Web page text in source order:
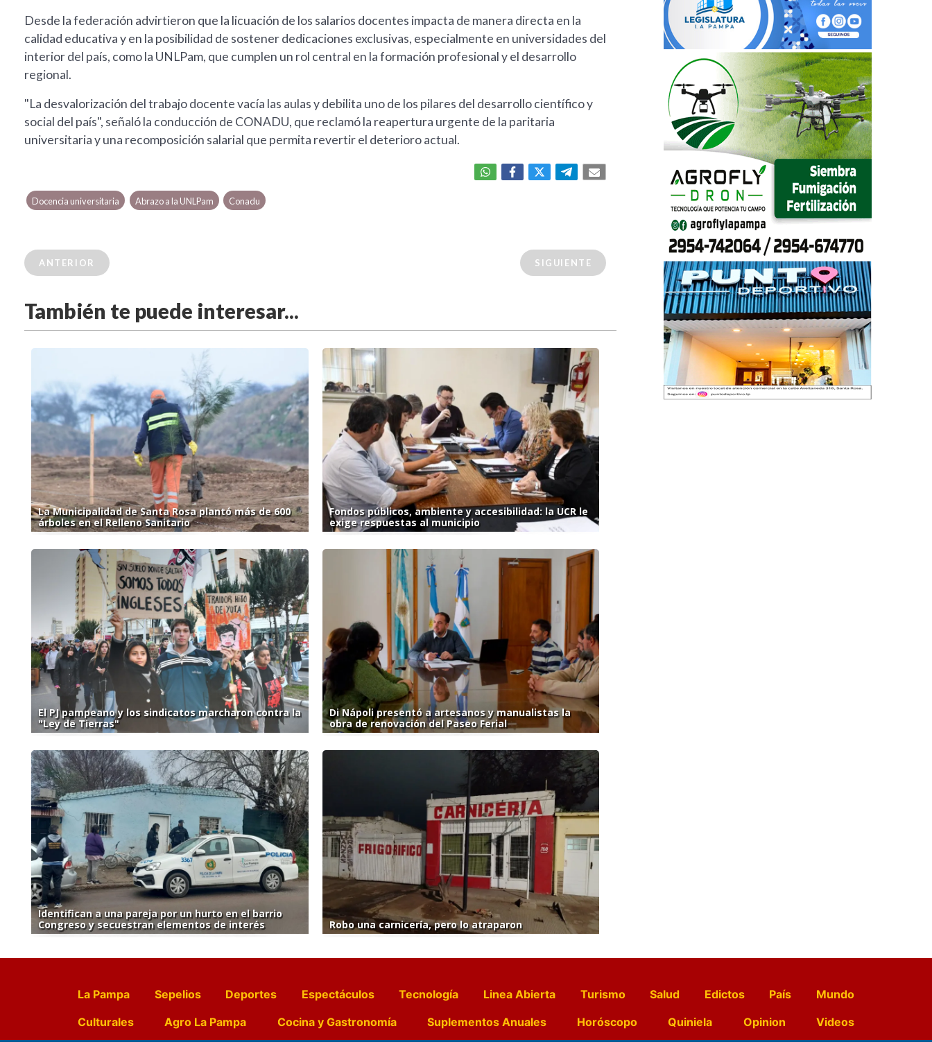
Desde la federación advirtieron que la licuación de los salarios docentes impacta de manera directa en la
calidad educativa y en la posibilidad de sostener dedicaciones exclusivas, especialmente en universidades del
interior del país, como la UNLPam, que cumplen un rol central en la formación profesional y el desarrollo
regional.
"La desvalorización del trabajo docente vacía las aulas y debilita uno de los pilares del desarrollo científico y
social del país", señaló la conducción de CONADU, que reclamó la reapertura urgente de la paritaria
universitaria y una recomposición salarial que permita revertir el deterioro actual.
Docencia universitaria Abrazo a la UNLPam Conadu
ANTERIOR SIGUIENTE
También te puede interesar...
La Municipalidad de Santa Rosa plantó más de 600
árboles en el Relleno Sanitario
Fondos públicos, ambiente y accesibilidad: la UCR le
exige respuestas al municipio
El PJ pampeano y los sindicatos marcharon contra la
"Ley de Tierras"
Di Nápoli presentó a artesanos y manualistas la
obra de renovación del Paseo Ferial
Identifican a una pareja por un hurto en el barrio
Congreso y secuestran elementos de interés
Robo una carnicería, pero lo atraparon
La Pampa Sepelios Deportes Espectáculos Tecnología Linea Abierta Turismo Salud Edictos País
Mundo
Culturales
Agro La Pampa Cocina y Gastronomía Suplementos Anuales Horóscopo Quiniela Opinion Videos